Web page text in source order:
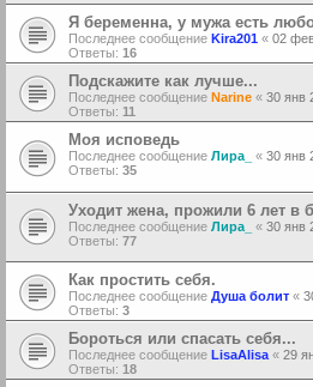
Я беременна, у мужа есть
Последнее сообщение Kira201 « 02
Ответы: 16
Подскажите как лучше...
Последнее сообщение Narine « 30 янв
Ответы: 11
Моя исповедь
Последнее сообщение Лира_ « 30 янв
Ответы: 35
Уходит жена, прожили 6 лет в
Последнее сообщение Лира_ « 30 янв
Ответы: 77
Как простить себя.
Последнее сообщение Душа болит «
Ответы: 3
Бороться или спасать себя...
Последнее сообщение LisaAlisa « 29
Ответы: 18